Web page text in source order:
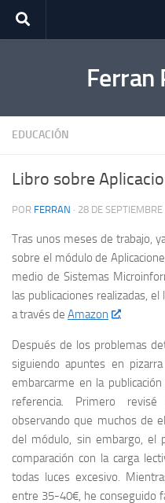
Saltar al contenido
Ferran
EDUCACIÓN
Libro sobre
POR FERRAN · 28 DE
Tras unos meses de trabajo,
sobre el módulo de
medio de Sistemas
las publicaciones realizadas,
a través de Amazon .
Después de los problemas
siguiendo apuntes en
embarcarme en la
referencia. Primero
observando que muchos de
del módulo, sin embargo, el
comparación con la carga
todas luces excesivo.
entre 35-40€, he conseguido